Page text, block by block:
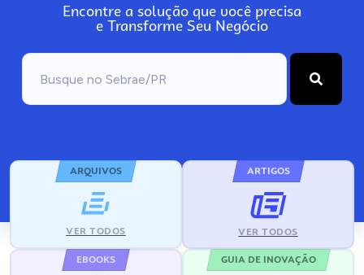
Encontre a solução que você precisa
e Transforme Seu Negócio
ARQUIVOS
VER TODOS
ARTIGOS
VER TODOS
EBOOKS GUIA DE INOVAÇÃO